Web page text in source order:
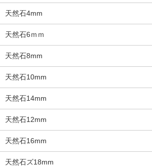
天然石4mm
天然石6ｍｍ
天然石8mm
天然石10mm
天然石14mm
天然石12mm
天然石16mm
天然石ズ18mm